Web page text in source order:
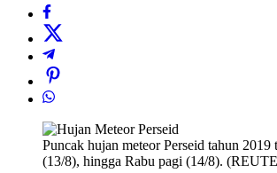
Puncak hujan meteor Perseid tahun
(13/8), hingga Rabu pagi (14/8).